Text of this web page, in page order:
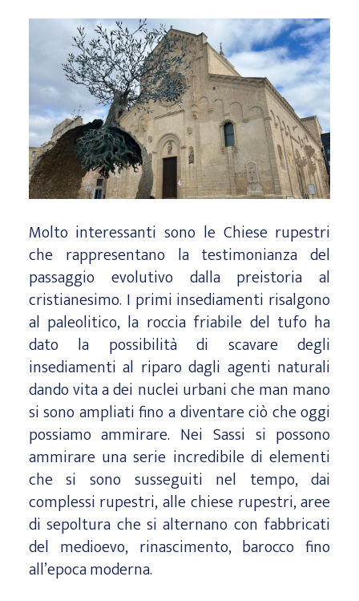
Molto interessanti sono le Chiese rupestri
che rappresentano la testimonianza del
passaggio evolutivo dalla preistoria al
cristianesimo. I primi insediamenti risalgono
al paleolitico, la roccia friabile del tufo ha
dato la possibilità di scavare degli
insediamenti al riparo dagli agenti naturali
dando vita a dei nuclei urbani che man mano
si sono ampliati fino a diventare ciò che oggi
possiamo ammirare. Nei Sassi si possono
ammirare una serie incredibile di elementi
che si sono susseguiti nel tempo, dai
complessi rupestri, alle chiese rupestri, aree
di sepoltura che si alternano con fabbricati
del medioevo, rinascimento, barocco fino
all’epoca moderna.